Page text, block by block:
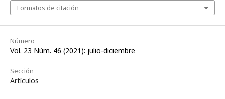
Formatos de citación
Número
Vol. 23 Núm. 46 (2021): julio-diciembre
Sección
Artículos